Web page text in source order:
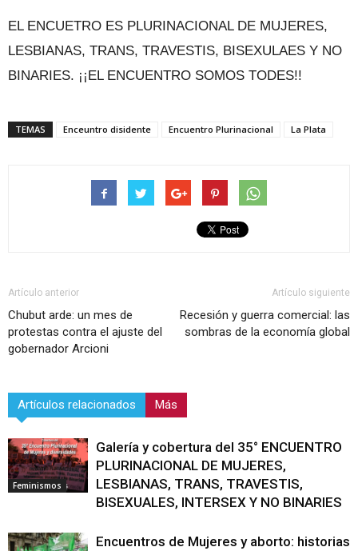
EL ENCUETRO ES PLURINACIONAL DE MUJERES,
LESBIANAS, TRANS, TRAVESTIS, BISEXULAES Y NO
BINARIES. ¡¡EL ENCUENTRO SOMOS TODES!!
TEMAS Enceuntro disidente Encuentro Plurinacional La Plata
Artículo anterior
Chubut arde: un mes de
protestas contra el ajuste del
gobernador Arcioni
Artículo siguiente
Recesión y guerra comercial: las
sombras de la economía global
Artículos relacionados Más
Feminismos
Galería y cobertura del 35° ENCUENTRO
PLURINACIONAL DE MUJERES,
LESBIANAS, TRANS, TRAVESTIS,
BISEXUALES, INTERSEX Y NO BINARIES
Encuentros de Mujeres y aborto: historias